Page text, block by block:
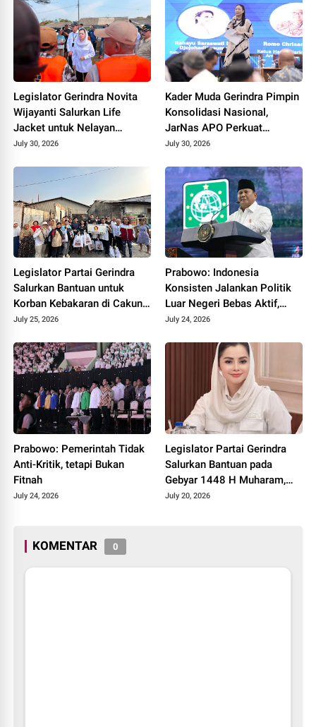
Legislator Gerindra Novita
Wijayanti Salurkan Life
Jacket untuk Nelayan
Cilacap, Tegaskan
Harus Jadi Prioritas
July 30, 2026
Kader Muda Gerindra Pimpin
Konsolidasi Nasional,
JarNas APO Perkuat
Perlawanan terhadap Modus
July 30, 2026
Legislator Partai Gerindra
Salurkan Bantuan untuk
Korban Kebakaran di Cakung
Timur, Wujud Kepedulian
July 25, 2026
Prabowo: Indonesia
Konsisten Jalankan Politik
Luar Negeri Bebas Aktif,
Dukung Kemerdekaan
July 24, 2026
Prabowo: Pemerintah Tidak
Anti-Kritik, tetapi Bukan
Fitnah
July 24, 2026
Legislator Partai Gerindra
Salurkan Bantuan pada
Gebyar 1448 H Muharam,
Perkuat Semangat Gotong
July 20, 2026
KOMENTAR 0